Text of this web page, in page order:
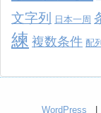
文字列 日本一周
練 複数条件 配
WordPress